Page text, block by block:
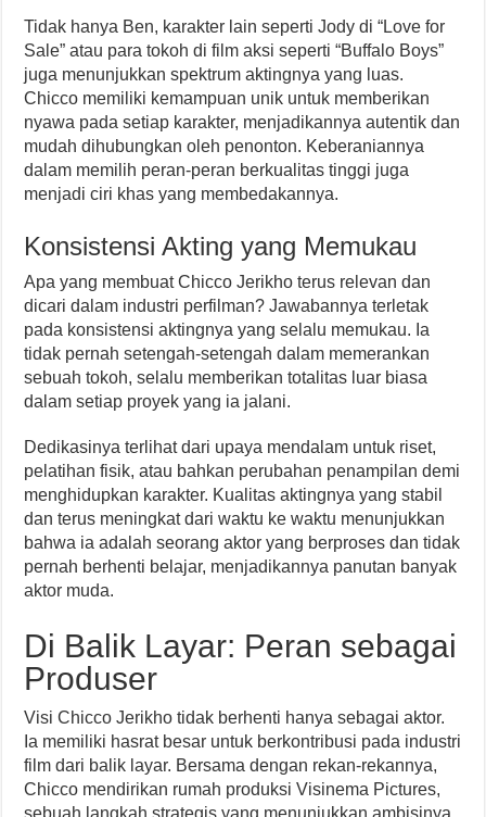
Tidak hanya Ben, karakter lain seperti Jody di “Love for
Sale” atau para tokoh di film aksi seperti “Buffalo Boys”
juga menunjukkan spektrum aktingnya yang luas.
Chicco memiliki kemampuan unik untuk memberikan
nyawa pada setiap karakter, menjadikannya autentik dan
mudah dihubungkan oleh penonton. Keberaniannya
dalam memilih peran-peran berkualitas tinggi juga
menjadi ciri khas yang membedakannya.
Konsistensi Akting yang Memukau
Apa yang membuat Chicco Jerikho terus relevan dan
dicari dalam industri perfilman? Jawabannya terletak
pada konsistensi aktingnya yang selalu memukau. Ia
tidak pernah setengah-setengah dalam memerankan
sebuah tokoh, selalu memberikan totalitas luar biasa
dalam setiap proyek yang ia jalani.
Dedikasinya terlihat dari upaya mendalam untuk riset,
pelatihan fisik, atau bahkan perubahan penampilan demi
menghidupkan karakter. Kualitas aktingnya yang stabil
dan terus meningkat dari waktu ke waktu menunjukkan
bahwa ia adalah seorang aktor yang berproses dan tidak
pernah berhenti belajar, menjadikannya panutan banyak
aktor muda.
Di Balik Layar: Peran sebagai
Produser
Visi Chicco Jerikho tidak berhenti hanya sebagai aktor.
Ia memiliki hasrat besar untuk berkontribusi pada industri
film dari balik layar. Bersama dengan rekan-rekannya,
Chicco mendirikan rumah produksi Visinema Pictures,
sebuah langkah strategis yang menunjukkan ambisinya